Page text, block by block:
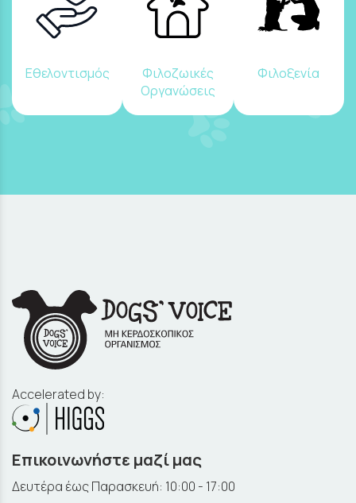
Εθελοντισμός
Φιλοζωικές
Οργανώσεις
Φιλοξενία
Accelerated by:
Επικοινωνήστε μαζί μας
Δευτέρα έως Παρασκευή: 10:00 - 17:00